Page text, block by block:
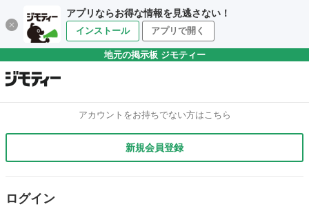
アプリならお得な情報を見逃さない！
インストール アプリで開く
地元の掲示板 ジモティー
アカウントをお持ちでない方はこちら
新規会員登録
ログイン